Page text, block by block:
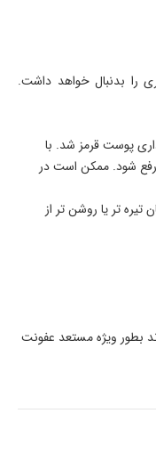
را بدنبال خواهد داشت.
پوست قرمز شد. با
رفع شود. ممکن است در
تر یا روشن تر از
بطور ویژه مستعد عفونت